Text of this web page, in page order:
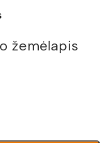
žemėlapis